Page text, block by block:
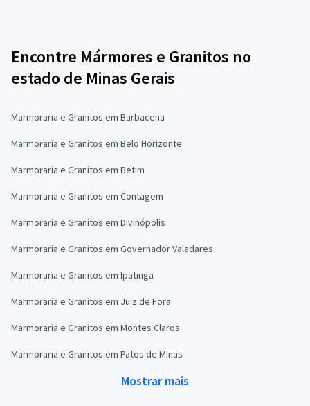
Encontre Mármores e Granitos no
estado de Minas Gerais
Marmoraria e Granitos em Barbacena
Marmoraria e Granitos em Belo Horizonte
Marmoraria e Granitos em Betim
Marmoraria e Granitos em Contagem
Marmoraria e Granitos em Divinópolis
Marmoraria e Granitos em Governador Valadares
Marmoraria e Granitos em Ipatinga
Marmoraria e Granitos em Juiz de Fora
Marmoraria e Granitos em Montes Claros
Marmoraria e Granitos em Patos de Minas
Mostrar mais